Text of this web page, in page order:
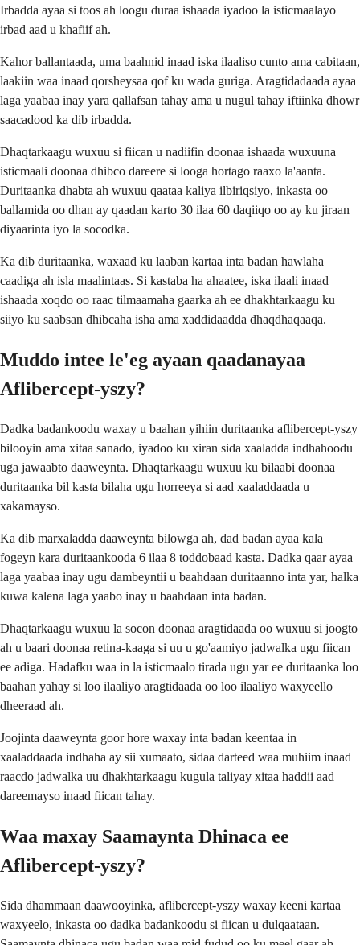
Irbadda ayaa si toos ah loogu duraa ishaada iyadoo la isticmaalayo
irbad aad u khafiif ah.
Kahor ballantaada, uma baahnid inaad iska ilaaliso cunto ama cabitaan,
laakiin waa inaad qorsheysaa qof ku wada guriga. Aragtidadaada ayaa
laga yaabaa inay yara qallafsan tahay ama u nugul tahay iftiinka dhowr
saacadood ka dib irbadda.
Dhaqtarkaagu wuxuu si fiican u nadiifin doonaa ishaada wuxuuna
isticmaali doonaa dhibco dareere si looga hortago raaxo la'aanta.
Duritaanka dhabta ah wuxuu qaataa kaliya ilbiriqsiyo, inkasta oo
ballamida oo dhan ay qaadan karto 30 ilaa 60 daqiiqo oo ay ku jiraan
diyaarinta iyo la socodka.
Ka dib duritaanka, waxaad ku laaban kartaa inta badan hawlaha
caadiga ah isla maalintaas. Si kastaba ha ahaatee, iska ilaali inaad
ishaada xoqdo oo raac tilmaamaha gaarka ah ee dhakhtarkaagu ku
siiyo ku saabsan dhibcaha isha ama xaddidaadda dhaqdhaqaaqa.
Muddo intee le'eg ayaan qaadanayaa
Aflibercept-yszy?
Dadka badankoodu waxay u baahan yihiin duritaanka aflibercept-yszy
bilooyin ama xitaa sanado, iyadoo ku xiran sida xaaladda indhahoodu
uga jawaabto daaweynta. Dhaqtarkaagu wuxuu ku bilaabi doonaa
duritaanka bil kasta bilaha ugu horreeya si aad xaaladdaada u
xakamayso.
Ka dib marxaladda daaweynta bilowga ah, dad badan ayaa kala
fogeyn kara duritaankooda 6 ilaa 8 toddobaad kasta. Dadka qaar ayaa
laga yaabaa inay ugu dambeyntii u baahdaan duritaanno inta yar, halka
kuwa kalena laga yaabo inay u baahdaan inta badan.
Dhaqtarkaagu wuxuu la socon doonaa aragtidaada oo wuxuu si joogto
ah u baari doonaa retina-kaaga si uu u go'aamiyo jadwalka ugu fiican
ee adiga. Hadafku waa in la isticmaalo tirada ugu yar ee duritaanka loo
baahan yahay si loo ilaaliyo aragtidaada oo loo ilaaliyo waxyeello
dheeraad ah.
Joojinta daaweynta goor hore waxay inta badan keentaa in
xaaladdaada indhaha ay sii xumaato, sidaa darteed waa muhiim inaad
raacdo jadwalka uu dhakhtarkaagu kugula taliyay xitaa haddii aad
dareemayso inaad fiican tahay.
Waa maxay Saamaynta Dhinaca ee
Aflibercept-yszy?
Sida dhammaan daawooyinka, aflibercept-yszy waxay keeni kartaa
waxyeelo, inkasta oo dadka badankoodu si fiican u dulqaataan.